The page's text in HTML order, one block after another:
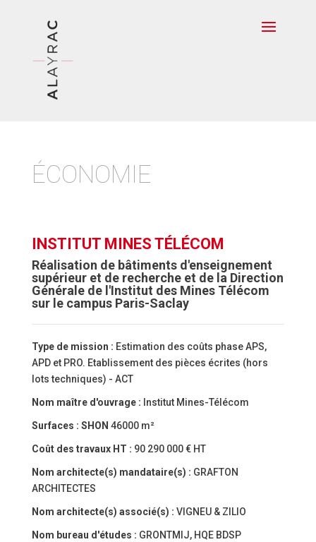
ÉCONOMIE
INSTITUT MINES TÉLÉCOM
Réalisation de bâtiments d'enseignement
supérieur et de recherche et de la Direction
Générale de l'Institut des Mines Télécom
sur le campus Paris-Saclay
Type de mission : Estimation des coûts phase APS,
APD et PRO. Etablissement des pièces écrites (hors
lots techniques) - ACT
Nom maître d'ouvrage : Institut Mines-Télécom
Surfaces : SHON 46000 m²
Coût des travaux HT : 90 290 000 € HT
Nom architecte(s) mandataire(s) : GRAFTON
ARCHITECTES
Nom architecte(s) associé(s) : VIGNEU & ZILIO
Nom bureau d'études : GRONTMIJ, HQE BDSP